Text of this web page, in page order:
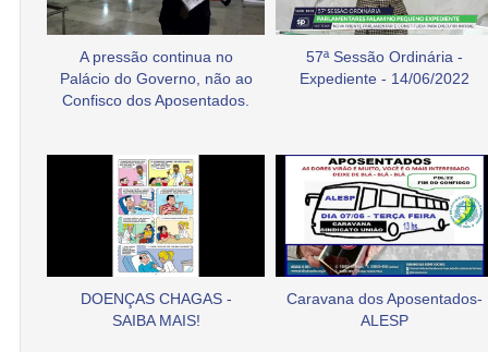
A pressão continua no
Palácio do Governo, não ao
Confisco dos Aposentados.
57ª Sessão Ordinária -
Expediente - 14/06/2022
DOENÇAS CHAGAS -
SAIBA MAIS!
Caravana dos Aposentados-
ALESP